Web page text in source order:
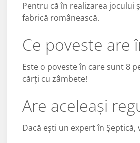
Pentru că în realizarea
fabrică românească.
Ce poveste are
Este o poveste în care sunt 8
cărți cu zâmbete!
Are aceleași
Dacă ești un expert în Șeptică,